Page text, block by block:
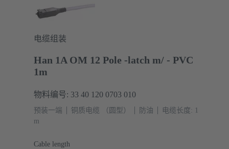
电缆组装
Han 1A OM 12 Pole -latch m/ - PVC
1m
物料编号: 33 40 120 0703 010
预装一端 铜质电缆 （圆型） 防油
电缆长度: 1
m
Cable length